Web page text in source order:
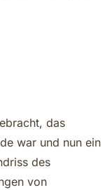
das
war und nun ein
des
von